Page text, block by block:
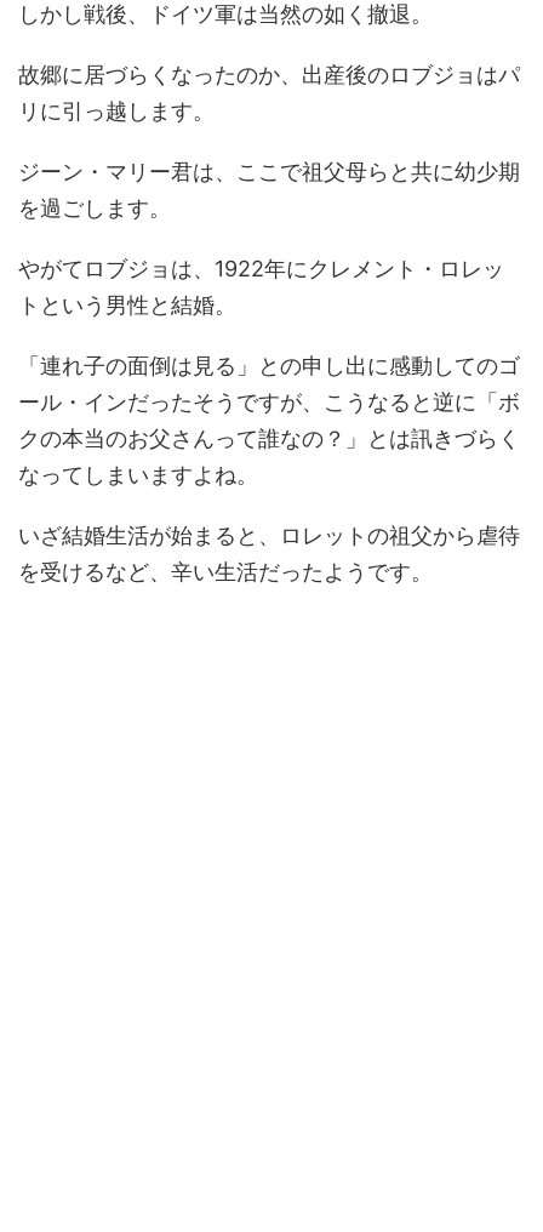
しかし戦後、ドイツ軍は当然の如く撤退。
故郷に居づらくなったのか、出産後のロブジョはパ
リに引っ越します。
ジーン・マリー君は、ここで祖父母らと共に幼少期
を過ごします。
やがてロブジョは、1922年にクレメント・ロレッ
トという男性と結婚。
「連れ子の面倒は見る」との申し出に感動してのゴ
ール・インだったそうですが、こうなると逆に「ボ
クの本当のお父さんって誰なの？」とは訊きづらく
なってしまいますよね。
いざ結婚生活が始まると、ロレットの祖父から虐待
を受けるなど、辛い生活だったようです。